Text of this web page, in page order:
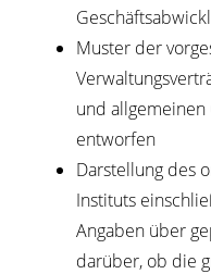
Muster der
und
entworfen
Darstellung des
Instituts
Angaben über
darüber, ob die